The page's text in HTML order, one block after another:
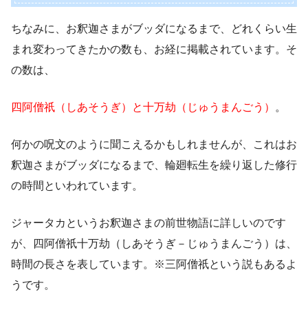
ちなみに、お釈迦さまがブッダになるまで、どれくらい生
まれ変わってきたかの数も、お経に掲載されています。そ
の数は、
四阿僧祇（しあそうぎ）と十万劫（じゅうまんごう） 。
何かの呪文のように聞こえるかもしれませんが、これはお
釈迦さまがブッダになるまで、輪廻転生を繰り返した修行
の時間といわれています。
ジャータカというお釈迦さまの前世物語に詳しいのです
が、四阿僧祇十万劫（しあそうぎ－じゅうまんごう）は、
時間の長さを表しています。※三阿僧祇という説もあるよ
うです。